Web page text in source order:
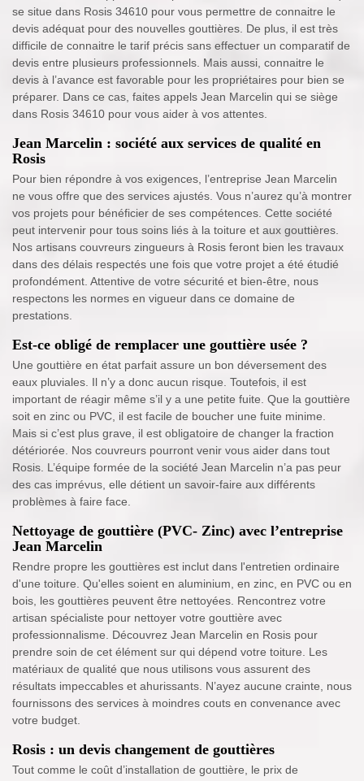
se situe dans Rosis 34610 pour vous permettre de connaitre le
devis adéquat pour des nouvelles gouttières. De plus, il est très
difficile de connaitre le tarif précis sans effectuer un comparatif de
devis entre plusieurs professionnels. Mais aussi, connaitre le
devis à l’avance est favorable pour les propriétaires pour bien se
préparer. Dans ce cas, faites appels Jean Marcelin qui se siège
dans Rosis 34610 pour vous aider à vos attentes.
Jean Marcelin : société aux services de qualité en
Rosis
Pour bien répondre à vos exigences, l’entreprise Jean Marcelin
ne vous offre que des services ajustés. Vous n’aurez qu’à montrer
vos projets pour bénéficier de ses compétences. Cette société
peut intervenir pour tous soins liés à la toiture et aux gouttières.
Nos artisans couvreurs zingueurs à Rosis feront bien les travaux
dans des délais respectés une fois que votre projet a été étudié
profondément. Attentive de votre sécurité et bien-être, nous
respectons les normes en vigueur dans ce domaine de
prestations.
Est-ce obligé de remplacer une gouttière usée ?
Une gouttière en état parfait assure un bon déversement des
eaux pluviales. Il n’y a donc aucun risque. Toutefois, il est
important de réagir même s’il y a une petite fuite. Que la gouttière
soit en zinc ou PVC, il est facile de boucher une fuite minime.
Mais si c’est plus grave, il est obligatoire de changer la fraction
détériorée. Nos couvreurs pourront venir vous aider dans tout
Rosis. L’équipe formée de la société Jean Marcelin n’a pas peur
des cas imprévus, elle détient un savoir-faire aux différents
problèmes à faire face.
Nettoyage de gouttière (PVC- Zinc) avec l’entreprise
Jean Marcelin
Rendre propre les gouttières est inclut dans l'entretien ordinaire
d'une toiture. Qu'elles soient en aluminium, en zinc, en PVC ou en
bois, les gouttières peuvent être nettoyées. Rencontrez votre
artisan spécialiste pour nettoyer votre gouttière avec
professionnalisme. Découvrez Jean Marcelin en Rosis pour
prendre soin de cet élément sur qui dépend votre toiture. Les
matériaux de qualité que nous utilisons vous assurent des
résultats impeccables et ahurissants. N’ayez aucune crainte, nous
fournissons des services à moindres couts en convenance avec
votre budget.
Rosis : un devis changement de gouttières
Tout comme le coût d’installation de gouttière, le prix de